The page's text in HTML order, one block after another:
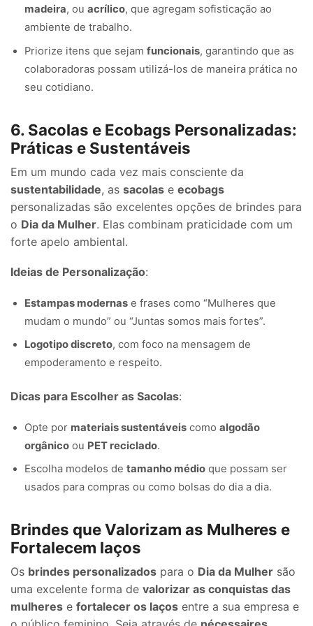
madeira, ou acrílico, que agregam sofisticação ao
ambiente de trabalho.
Priorize itens que sejam funcionais, garantindo que as
colaboradoras possam utilizá-los de maneira prática no
seu cotidiano.
6. Sacolas e Ecobags Personalizadas:
Práticas e Sustentáveis
Em um mundo cada vez mais consciente da
sustentabilidade, as sacolas e ecobags
personalizadas são excelentes opções de brindes para
o Dia da Mulher. Elas combinam praticidade com um
forte apelo ambiental.
Ideias de Personalização:
Estampas modernas e frases como “Mulheres que
mudam o mundo” ou “Juntas somos mais fortes”.
Logotipo discreto, com foco na mensagem de
empoderamento e respeito.
Dicas para Escolher as Sacolas:
Opte por materiais sustentáveis como algodão
orgânico ou PET reciclado.
Escolha modelos de tamanho médio que possam ser
usados para compras ou como bolsas do dia a dia.
Brindes que Valorizam as Mulheres e
Fortalecem laços
Os brindes personalizados para o Dia da Mulher são
uma excelente forma de valorizar as conquistas das
mulheres e fortalecer os laços entre a sua empresa e